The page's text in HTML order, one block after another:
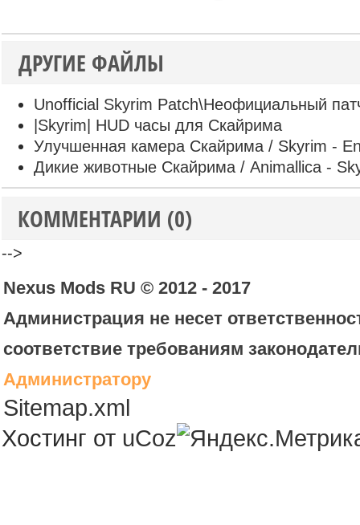
ДРУГИЕ ФАЙЛЫ
Unofficial Skyrim Patch\Неофициальный
|Skyrim| HUD часы для Скайрима
Улучшенная камера Скайрима / Skyrim -
Дикие животные Скайрима / Animallica -
КОММЕНТАРИИ (0)
-->
Nexus Mods RU © 2012 - 2017
Администрация не несет
соответствие требованиям
Администратору
Sitemap.xml
Хостинг от uCoz